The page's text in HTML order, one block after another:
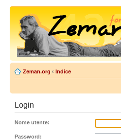
Zeman.org ‹ Indice
Login
Nome utente:
Password: